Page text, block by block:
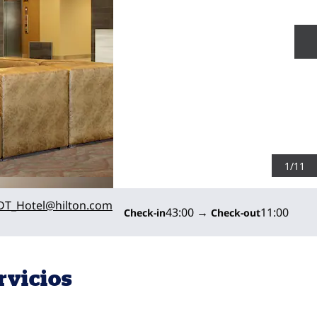
1/11
@hilton.com Check-in43:00 → Check-out11:00